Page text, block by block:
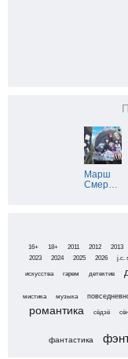
Марш
Смер…
16+ 18+ 2011 2012 2013
2023
2024 2025 2026 j.c.
искусства
гарем детектив
мистика музыка
романтика сёдзё
фантастика